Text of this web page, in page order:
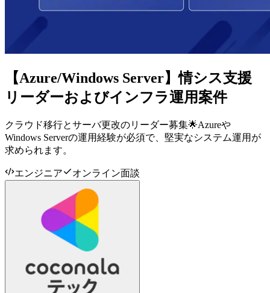
【Azure/Windows Server】情シス支援
リーダーおよびインフラ運用案件
クラウド移行とサーバ更改のリーダー募集🌟Azureや
Windows Serverの運用経験が必須で、堅実なシステム運用が
求められます。
エンジニア オンライン面談